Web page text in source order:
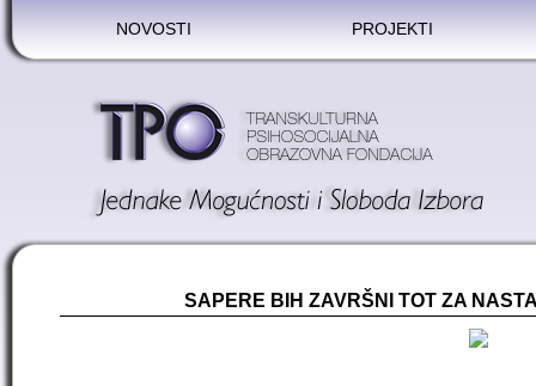
NOVOSTI PROJEKTI
SAPERE BIH ZAVRŠNI TOT ZA